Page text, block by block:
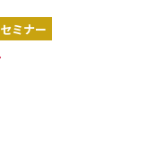
セミナー